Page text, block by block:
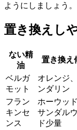
ようにしましょう。
置き換えし
ない精
油
置き換え
ベルガ
モット
オレンジ
ンダリン
フラン
キンセ
ンス
ホーウッド
サンダル
ド少量